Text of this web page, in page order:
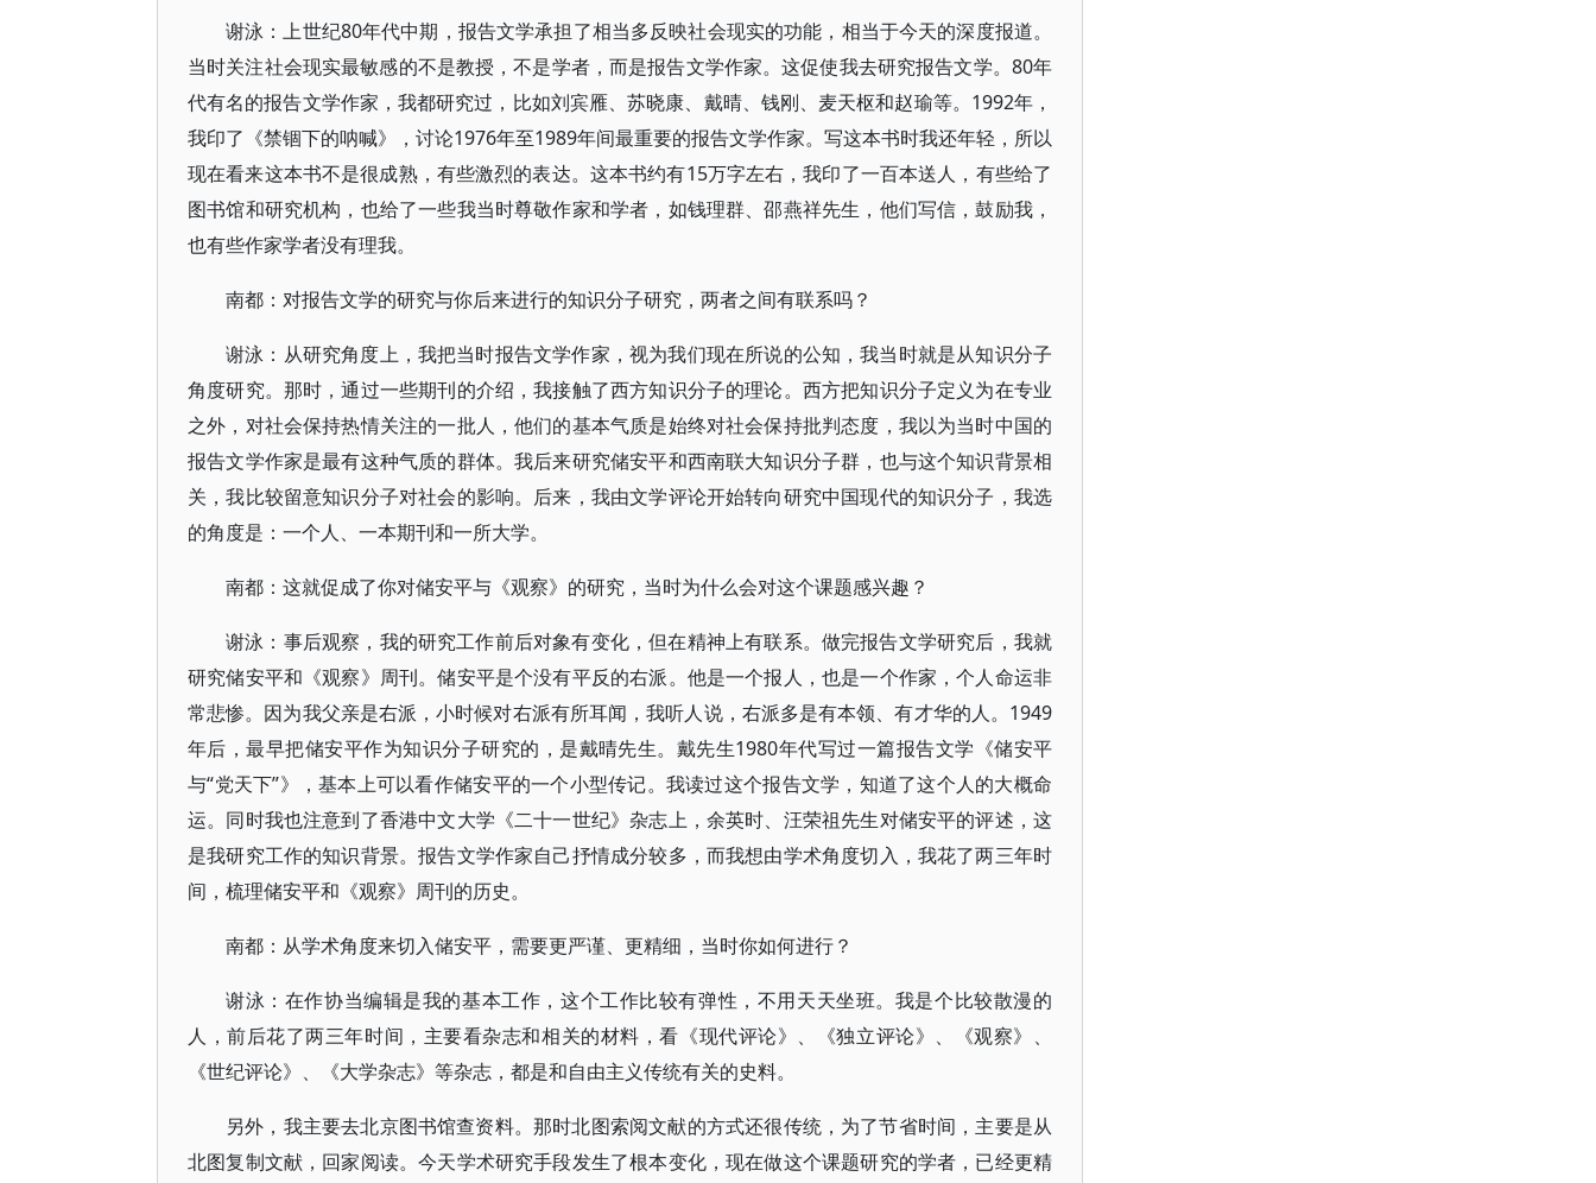
谢泳：上世纪80年代中期，报告文学承担了相当多反映社会现实的功能，相当于今天的深度报道。
当时关注社会现实最敏感的不是教授，不是学者，而是报告文学作家。这促使我去研究报告文学。80年
代有名的报告文学作家，我都研究过，比如刘宾雁、苏晓康、戴晴、钱刚、麦天枢和赵瑜等。1992年，
我印了《禁锢下的呐喊》，讨论1976年至1989年间最重要的报告文学作家。写这本书时我还年轻，所以
现在看来这本书不是很成熟，有些激烈的表达。这本书约有15万字左右，我印了一百本送人，有些给了
图书馆和研究机构，也给了一些我当时尊敬作家和学者，如钱理群、邵燕祥先生，他们写信，鼓励我，
也有些作家学者没有理我。
南都：对报告文学的研究与你后来进行的知识分子研究，两者之间有联系吗？
谢泳：从研究角度上，我把当时报告文学作家，视为我们现在所说的公知，我当时就是从知识分子
角度研究。那时，通过一些期刊的介绍，我接触了西方知识分子的理论。西方把知识分子定义为在专业
之外，对社会保持热情关注的一批人，他们的基本气质是始终对社会保持批判态度，我以为当时中国的
报告文学作家是最有这种气质的群体。我后来研究储安平和西南联大知识分子群，也与这个知识背景相
关，我比较留意知识分子对社会的影响。后来，我由文学评论开始转向研究中国现代的知识分子，我选
的角度是：一个人、一本期刊和一所大学。
南都：这就促成了你对储安平与《观察》的研究，当时为什么会对这个课题感兴趣？
谢泳：事后观察，我的研究工作前后对象有变化，但在精神上有联系。做完报告文学研究后，我就
研究储安平和《观察》周刊。储安平是个没有平反的右派。他是一个报人，也是一个作家，个人命运非
常悲惨。因为我父亲是右派，小时候对右派有所耳闻，我听人说，右派多是有本领、有才华的人。1949
年后，最早把储安平作为知识分子研究的，是戴晴先生。戴先生1980年代写过一篇报告文学《储安平
与“党天下”》，基本上可以看作储安平的一个小型传记。我读过这个报告文学，知道了这个人的大概命
运。同时我也注意到了香港中文大学《二十一世纪》杂志上，余英时、汪荣祖先生对储安平的评述，这
是我研究工作的知识背景。报告文学作家自己抒情成分较多，而我想由学术角度切入，我花了两三年时
间，梳理储安平和《观察》周刊的历史。
南都：从学术角度来切入储安平，需要更严谨、更精细，当时你如何进行？
谢泳：在作协当编辑是我的基本工作，这个工作比较有弹性，不用天天坐班。我是个比较散漫的
人，前后花了两三年时间，主要看杂志和相关的材料，看《现代评论》、《独立评论》、《观察》、
《世纪评论》、《大学杂志》等杂志，都是和自由主义传统有关的史料。
另外，我主要去北京图书馆查资料。那时北图索阅文献的方式还很传统，为了节省时间，主要是从
北图复制文献，回家阅读。今天学术研究手段发生了根本变化，现在做这个课题研究的学者，已经更精